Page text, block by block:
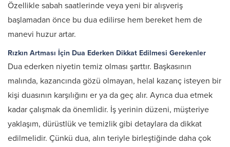
Özellikle sabah saatlerinde veya yeni bir alışveriş
başlamadan önce bu dua edilirse hem bereket hem de
manevi huzur artar.
Rızkın Artması İçin Dua Ederken Dikkat Edilmesi Gerekenler
Dua ederken niyetin temiz olması şarttır. Başkasının
malında, kazancında gözü olmayan, helal kazanç isteyen bir
kişi duasının karşılığını er ya da geç alır. Ayrıca dua etmek
kadar çalışmak da önemlidir. İş yerinin düzeni, müşteriye
yaklaşım, dürüstlük ve temizlik gibi detaylara da dikkat
edilmelidir. Çünkü dua, alın teriyle birleştiğinde daha çok